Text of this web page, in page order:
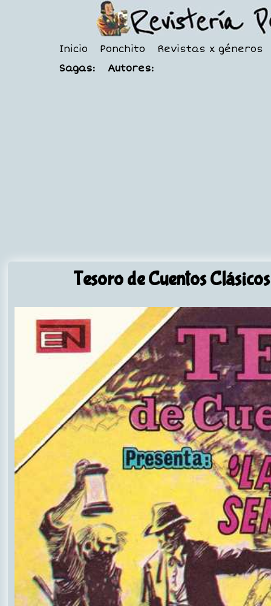
Inicio Ponchito
Revistas x géneros
Sagas:
Autores:
Tesoro de Cuentos Clásicos